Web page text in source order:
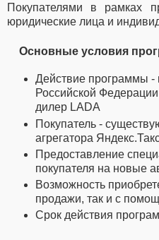
Покупателями в рамках
юридические лица и
Основные условия
Действие программы -
Российской
дилер LADA
Покупатель -
агрегатора
Предоставление
покупателя на новые
Возможность
продажи, так и с
Срок действия